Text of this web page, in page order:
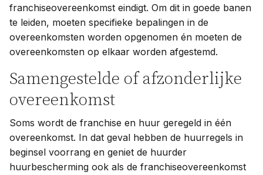
franchiseovereenkomst eindigt. Om dit in goede banen
te leiden, moeten specifieke bepalingen in de
overeenkomsten worden opgenomen én moeten de
overeenkomsten op elkaar worden afgestemd.
Samengestelde of afzonderlijke
overeenkomst
Soms wordt de franchise en huur geregeld in één
overeenkomst. In dat geval hebben de huurregels in
beginsel voorrang en geniet de huurder
huurbescherming ook als de franchiseovereenkomst